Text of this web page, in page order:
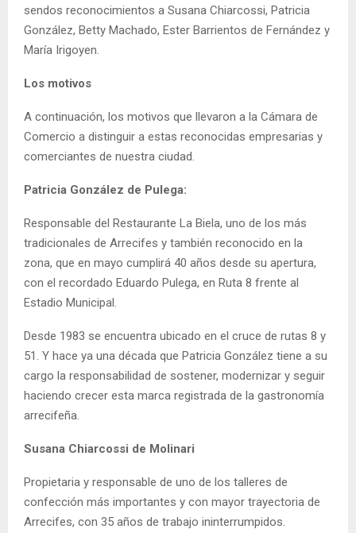
sendos reconocimientos a Susana Chiarcossi, Patricia
González, Betty Machado, Ester Barrientos de Fernández y
María Irigoyen.
Los motivos
A continuación, los motivos que llevaron a la Cámara de
Comercio a distinguir a estas reconocidas empresarias y
comerciantes de nuestra ciudad.
Patricia González de Pulega:
Responsable del Restaurante La Biela, uno de los más
tradicionales de Arrecifes y también reconocido en la
zona, que en mayo cumplirá 40 años desde su apertura,
con el recordado Eduardo Pulega, en Ruta 8 frente al
Estadio Municipal.
Desde 1983 se encuentra ubicado en el cruce de rutas 8 y
51. Y hace ya una década que Patricia González tiene a su
cargo la responsabilidad de sostener, modernizar y seguir
haciendo crecer esta marca registrada de la gastronomía
arrecifeña.
Susana Chiarcossi de Molinari
Propietaria y responsable de uno de los talleres de
confección más importantes y con mayor trayectoria de
Arrecifes, con 35 años de trabajo ininterrumpidos.